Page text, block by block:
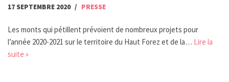
17 SEPTEMBRE 2020 PRESSE
Les monts qui pétillent prévoient de nombreux projets pour
l’année 2020-2021 sur le territoire du Haut Forez et de la… Lire la
suite »